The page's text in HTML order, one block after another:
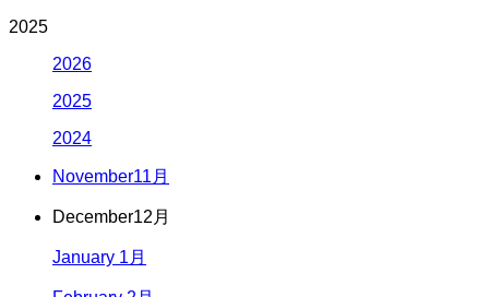
2025
2026
2025
2024
November11月
December12月
January 1月